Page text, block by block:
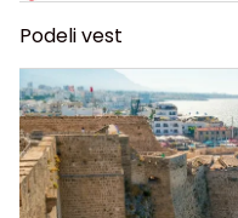
Podeli vest